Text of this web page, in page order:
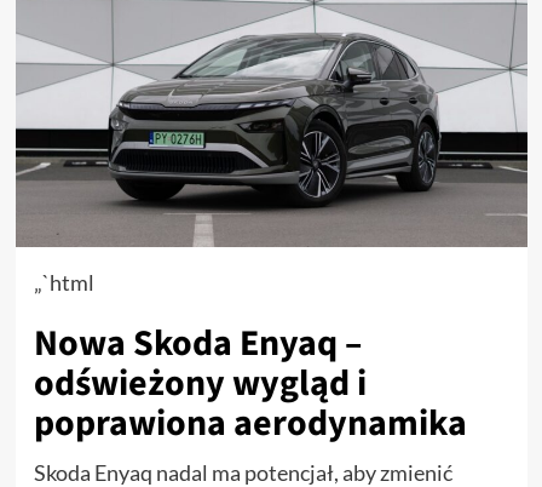
„`html
Nowa Skoda Enyaq –
odświeżony wygląd i
poprawiona aerodynamika
Skoda Enyaq nadal ma potencjał, aby zmienić